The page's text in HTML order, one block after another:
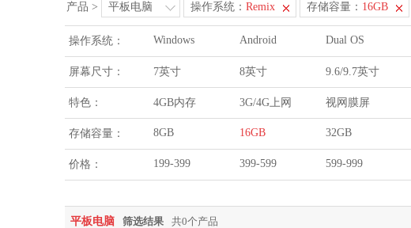
产品 > 平板电脑 操作系统： Remix 存储容量： 16GB
操作系统： Windows Android Dual OS
屏幕尺寸： 7英寸 8英寸 9.6/9.7英寸
特色： 4GB内存 3G/4G上网 视网膜屏
存储容量： 8GB 16GB 32GB
价格： 199-399 399-599 599-999
平板电脑 筛选结果 共0个产品